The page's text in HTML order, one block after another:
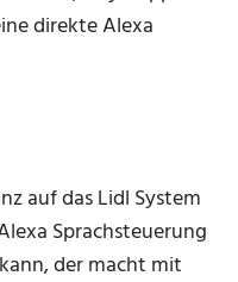
direkte Alexa
auf das Lidl System
Sprachsteuerung
der macht mit